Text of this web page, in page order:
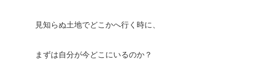
見知らぬ土地でどこかへ行く時に、
まずは自分が今どこにいるのか？